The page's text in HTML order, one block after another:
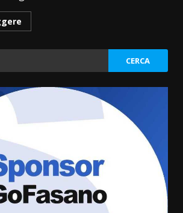
La Banda Città di Fasano apre
ufficialmente la Festa di